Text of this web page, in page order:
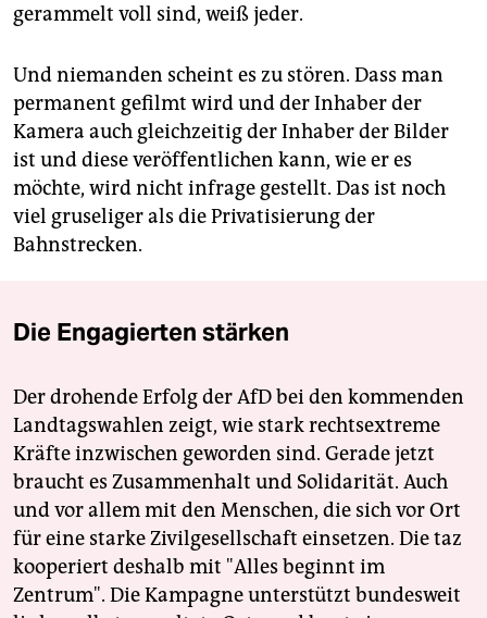
gerammelt voll sind, weiß jeder.
Und niemanden scheint es zu stören. Dass man
permanent gefilmt wird und der Inhaber der
Kamera auch gleichzeitig der Inhaber der Bilder
ist und diese veröffentlichen kann, wie er es
möchte, wird nicht infrage gestellt. Das ist noch
viel gruseliger als die Privatisierung der
Bahnstrecken.
Die Engagierten stärken
Der drohende Erfolg der AfD bei den kommenden
Landtagswahlen zeigt, wie stark rechtsextreme
Kräfte inzwischen geworden sind. Gerade jetzt
braucht es Zusammenhalt und Solidarität. Auch
und vor allem mit den Menschen, die sich vor Ort
für eine starke Zivilgesellschaft einsetzen. Die taz
kooperiert deshalb mit "Alles beginnt im
Zentrum". Die Kampagne unterstützt bundesweit